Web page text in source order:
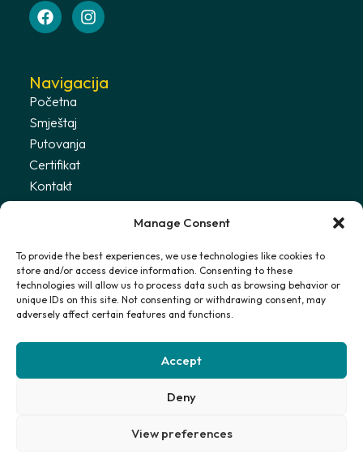
Manage Consent
To provide the best experiences, we use technologies like cookies to
store and/or access device information. Consenting to these
technologies will allow us to process data such as browsing behavior or
unique IDs on this site. Not consenting or withdrawing consent, may
adversely affect certain features and functions.
Accept
Deny
View preferences
Navigacija
Početna
Smještaj
Putovanja
Certifikat
Kontakt
Primajte najnovije informacije
Slažem se sPolitikom privatnosti
© 2025 Stay with Martha. Sva prava pridržana.